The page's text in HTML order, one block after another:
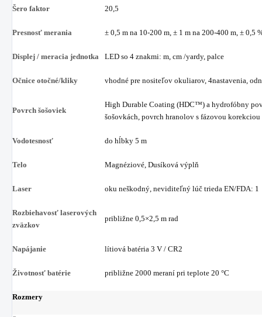
Šero faktor 20,5
Presnosť merania ± 0,5 m na 10-200 m, ± 1 m na 200-400 m, ± 0,5
Displej / meracia jednotka LED so 4 znakmi: m, cm /yardy, palce
Očnice otočné/kliky vhodné pre nositeľov okuliarov, 4nastavenia,
Povrch šošoviek
High Durable Coating (HDC™) a hydrofóbny
šošovkách, povrch hranolov s fázovou korekciou
Vodotesnosť do hĺbky 5 m
Telo Magnéziové, Dusíková výplň
Laser oku neškodný, neviditeľný lúč trieda EN/FDA: 1
Rozbiehavosť laserových
zväzkov
približne 0,5×2,5 m rad
Napájanie lítiová batéria 3 V / CR2
Životnosť batérie približne 2000 meraní pri teplote 20 °C
Rozmery